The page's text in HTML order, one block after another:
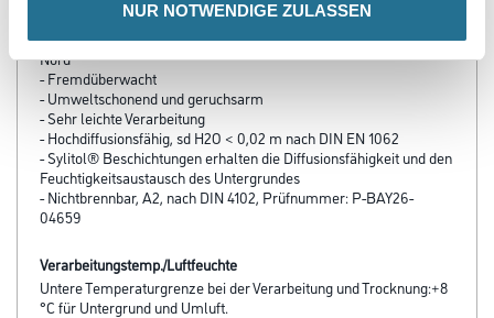
NUR NOTWENDIGE ZULASSEN
- Raumlufthygienisch unbedenklich
- Zertifikat „für Allergiker geeignet“, gemäß Prüfzeugnis des TÜV
Nord
- Fremdüberwacht
- Umweltschonend und geruchsarm
- Sehr leichte Verarbeitung
- Hochdiffusionsfähig, sd H2O < 0,02 m nach DIN EN 1062
- Sylitol® Beschichtungen er­halten die Diffusionsfähigkeit und den
Feuchtigkeitsaustausch des Untergrundes
- Nichtbrennbar, A2, nach DIN 4102, Prüfnummer: P-BAY26-
04659
Verarbeitungstemp./Luftfeuchte
Untere Temperaturgrenze bei der Verarbeitung und Trocknung:+8
°C für Untergrund und Umluft.